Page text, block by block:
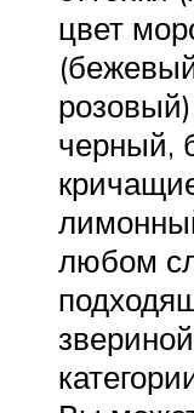
цвет
черный,
любом